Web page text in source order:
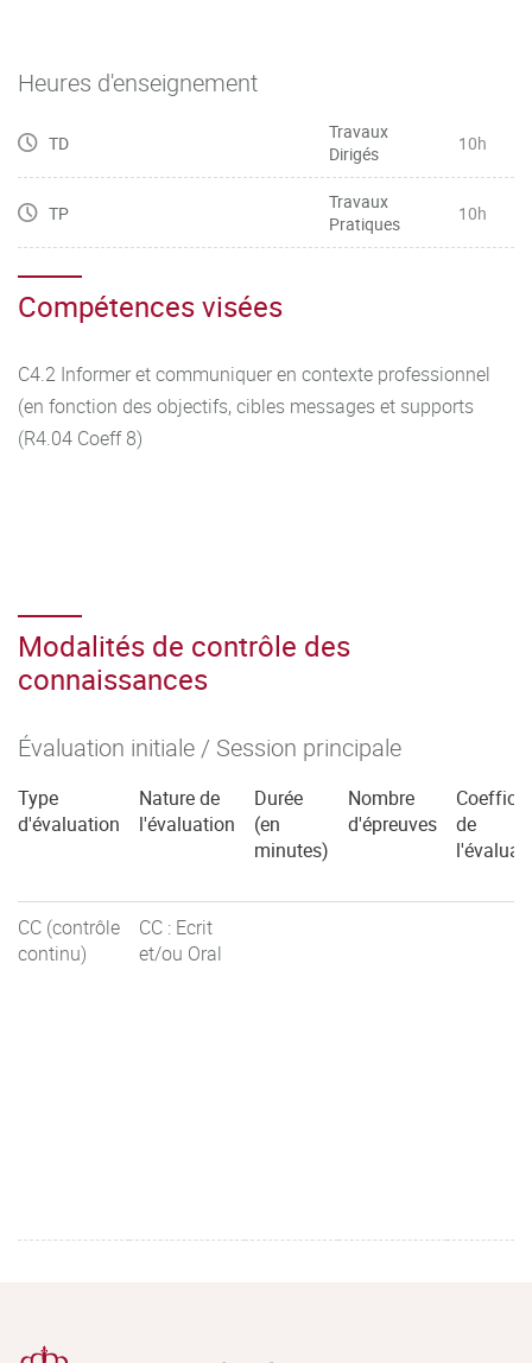
Heures d'enseignement
TD
Travaux
Dirigés
10h
TP
Travaux
Pratiques
10h
Compétences visées
C4.2 Informer et communiquer en contexte professionnel
(en fonction des objectifs, cibles messages et supports
(R4.04 Coeff 8)
Modalités de contrôle des
connaissances
Évaluation initiale / Session principale
Type
d'évaluation
Nature de
l'évaluation
Durée
(en
minutes)
Nombre
d'épreuves
de
CC (contrôle
continu)
CC : Ecrit
et/ou Oral